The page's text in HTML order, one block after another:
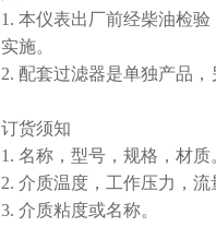
1. 本仪表出厂前经柴油检验
实施。
2. 配套过滤器是单独产品
订货须知
1. 名称，型号，规格，材质
2. 介质温度，工作压力，流
3. 介质粘度或名称。